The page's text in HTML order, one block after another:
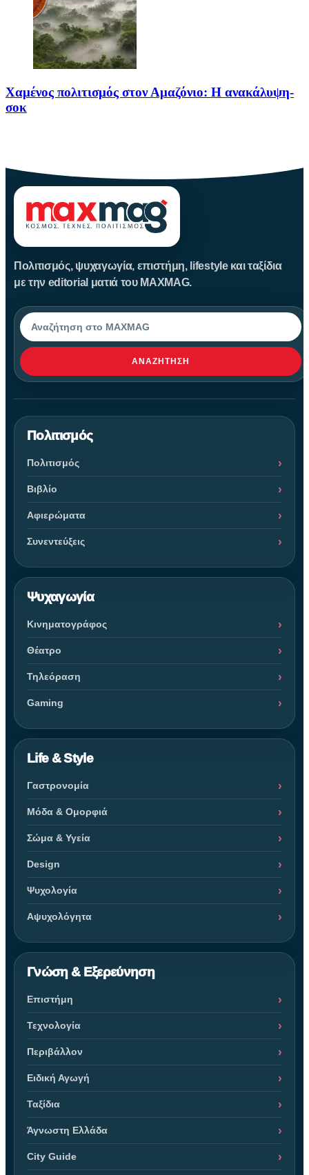
Χαμένος πολιτισμός στον Αμαζόνιο: Η ανακάλυψη-
σοκ
Πολιτισμός, ψυχαγωγία, επιστήμη, lifestyle και ταξίδια
με την editorial ματιά του MAXMAG.
Αναζήτηση
ΑΝΑΖΉΤΗΣΗ
Πολιτισμός
Πολιτισμός
Βιβλίο
Αφιερώματα
Συνεντεύξεις
Ψυχαγωγία
Κινηματογράφος
Θέατρο
Τηλεόραση
Gaming
Life & Style
Γαστρονομία
Μόδα & Ομορφιά
Σώμα & Υγεία
Design
Ψυχολογία
Αψυχολόγητα
Γνώση & Εξερεύνηση
Επιστήμη
Τεχνολογία
Περιβάλλον
Ειδική Αγωγή
Ταξίδια
Άγνωστη Ελλάδα
City Guide